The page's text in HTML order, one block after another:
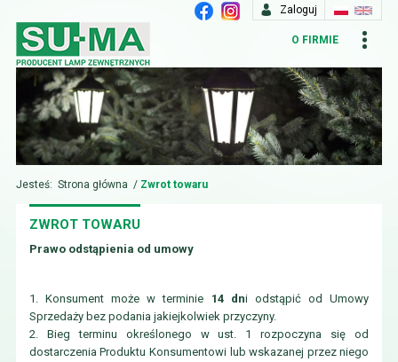
Zaloguj
O FIRMIE
Jesteś: Strona główna / Zwrot towaru
ZWROT TOWARU
Prawo odstąpienia od umowy
1. Konsument może w terminie 14 dni odstąpić od Umowy
Sprzedaży bez podania jakiejkolwiek przyczyny.
2. Bieg terminu określonego w ust. 1 rozpoczyna się od
dostarczenia Produktu Konsumentowi lub wskazanej przez niego